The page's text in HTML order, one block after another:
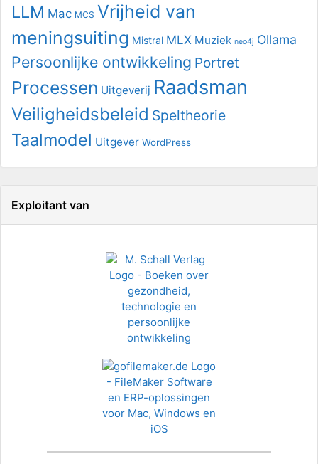
LLM Mac MCS Vrijheid van
meningsuiting Mistral MLX Muziek neo4j Ollama
Persoonlijke ontwikkeling Portret
Processen Uitgeverij Raadsman
Veiligheidsbeleid Speltheorie
Taalmodel Uitgever WordPress
Exploitant van